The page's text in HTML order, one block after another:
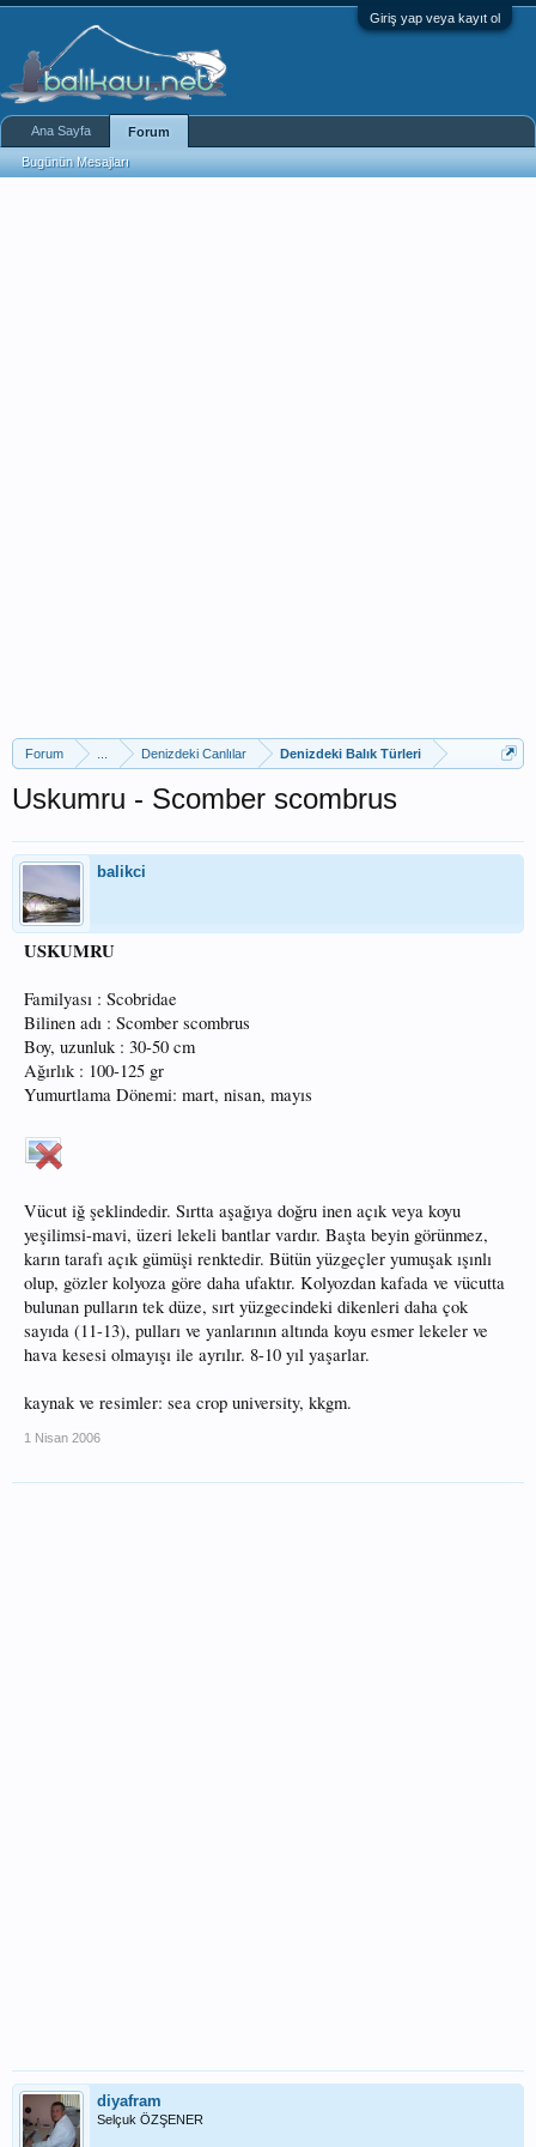
Giriş yap veya kayıt ol
Forum Denizdeki Canlılar Denizdeki Balık Türleri
Uskumru - Scomber scombrus
balikci
USKUMRU
Familyası : Scobridae
Bilinen adı : Scomber scombrus
Boy, uzunluk : 30-50 cm
Ağırlık : 100-125 gr
Yumurtlama Dönemi: mart, nisan, mayıs
Vücut iğ şeklindedir. Sırtta aşağıya doğru inen açık veya koyu
yeşilimsi-mavi, üzeri lekeli bantlar vardır. Başta beyin görünmez,
karın tarafı açık gümüşi renktedir. Bütün yüzgeçler yumuşak ışınlı
olup, gözler kolyoza göre daha ufaktır. Kolyozdan kafada ve vücutta
bulunan pulların tek düze, sırt yüzgecindeki dikenleri daha çok
sayıda (11-13), pulları ve yanlarının altında koyu esmer lekeler ve
hava kesesi olmayışı ile ayrılır. 8-10 yıl yaşarlar.
kaynak ve resimler: sea crop university, kkgm.
1 Nisan 2006
diyafram
Selçuk ÖZŞENER
Ana Sayfa Forum
Bugünün Mesajları